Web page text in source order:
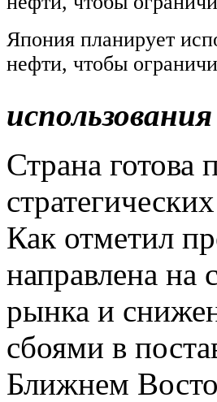
Япония планирует
нефти, чтобы
Страна готова
Как отметил
направлена на
рынка и
сбоями в
Ближнем